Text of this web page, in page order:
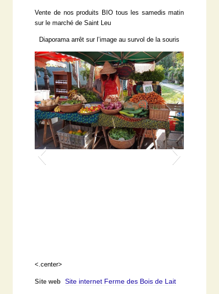
Vente de nos produits BIO tous les samedis matin
sur le marché de Saint Leu
Diaporama arrêt sur l’image au survol de la souris
<.center>
Site web Site internet Ferme des Bois de Lait